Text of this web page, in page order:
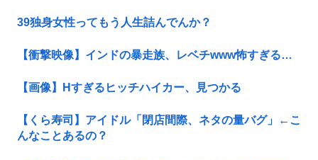
39独身女性ってもう人生詰んでんか？
【衝撃映像】インドの暴走族、レベチwww怖すぎる…
【画像】Hすぎるヒッチハイカー、見つかる
【くら寿司】アイドル「閉店間際、ネタの量バグ」←こ
んなことあるの？